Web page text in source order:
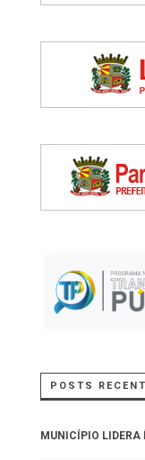
POSTS
MUNICÍPIO LIDERA